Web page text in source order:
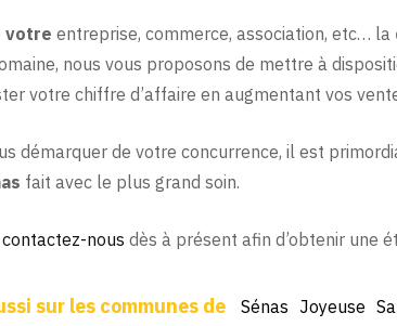
votre entreprise, commerce, association, etc… la
nous vous proposons de mettre à
votre chiffre d’affaire en augmentant vos
démarquer de votre concurrence, il est
fait avec le plus grand soin.
contactez-nous dès à présent afin d’obtenir une
Sénas Joyeuse